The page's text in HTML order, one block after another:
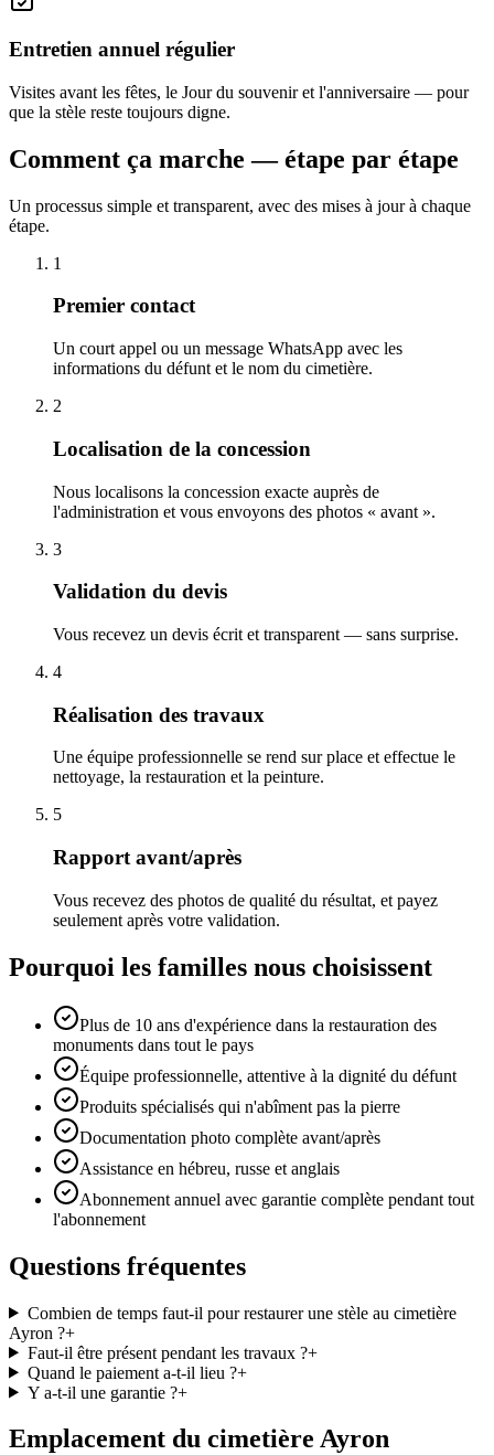
Entretien annuel régulier
Visites avant les fêtes, le Jour du souvenir et l'anniversaire — pour
que la stèle reste toujours digne.
Comment ça marche — étape par étape
Un processus simple et transparent, avec des mises à jour à chaque
étape.
1
Premier contact
Un court appel ou un message WhatsApp avec les
informations du défunt et le nom du cimetière.
2
Localisation de la concession
Nous localisons la concession exacte auprès de
l'administration et vous envoyons des photos « avant ».
3
Validation du devis
Vous recevez un devis écrit et transparent — sans surprise.
4
Réalisation des travaux
Une équipe professionnelle se rend sur place et effectue le
nettoyage, la restauration et la peinture.
5
Rapport avant/après
Vous recevez des photos de qualité du résultat, et payez
seulement après votre validation.
Pourquoi les familles nous choisissent
Plus de 10 ans d'expérience dans la restauration des
monuments dans tout le pays
Équipe professionnelle, attentive à la dignité du défunt
Produits spécialisés qui n'abîment pas la pierre
Documentation photo complète avant/après
Assistance en hébreu, russe et anglais
Abonnement annuel avec garantie complète pendant tout
l'abonnement
Questions fréquentes
Combien de temps faut-il pour restaurer une stèle au cimetière
Ayron ?+
Faut-il être présent pendant les travaux ?+
Quand le paiement a-t-il lieu ?+
Y a-t-il une garantie ?+
Emplacement du cimetière Ayron